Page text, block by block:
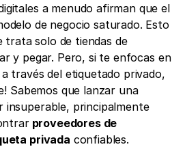
a menudo afirman que el
de negocio saturado. Esto
trata solo de tiendas de
y pegar. Pero, si te enfocas en
través del etiquetado privado,
Sabemos que lanzar una
insuperable, principalmente
proveedores de
privada confiables.